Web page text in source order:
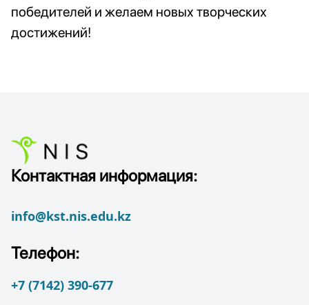
победителей и желаем новых творческих
достижений!
Контактная информация:
info@kst.nis.edu.kz
Телефон:
+7 (7142) 390-677